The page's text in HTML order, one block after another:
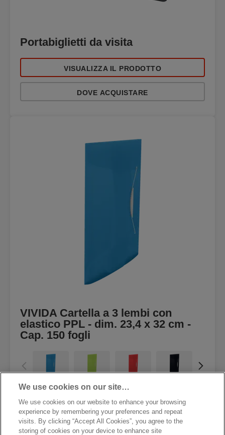
Portabiglietti da visita
VISUALIZZA IL PRODOTTO
DOVE ACQUISTARE
VIVIDA Cartella a 3 lembi con
elastico PPL - dim. 23,4 x 32 cm -
Cap. 150 fogli
VISUALIZZA IL PRODOTTO
DOVE ACQUISTARE
We use cookies on our site…
We use cookies on our website to enhance your browsing
experience by remembering your preferences and repeat
visits. By clicking “Accept All Cookies”, you agree to the
storing of cookies on your device to enhance site